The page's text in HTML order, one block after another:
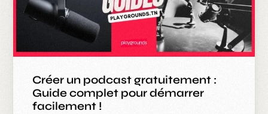
Créer un podcast gratuitement :
Guide complet pour démarrer
facilement !